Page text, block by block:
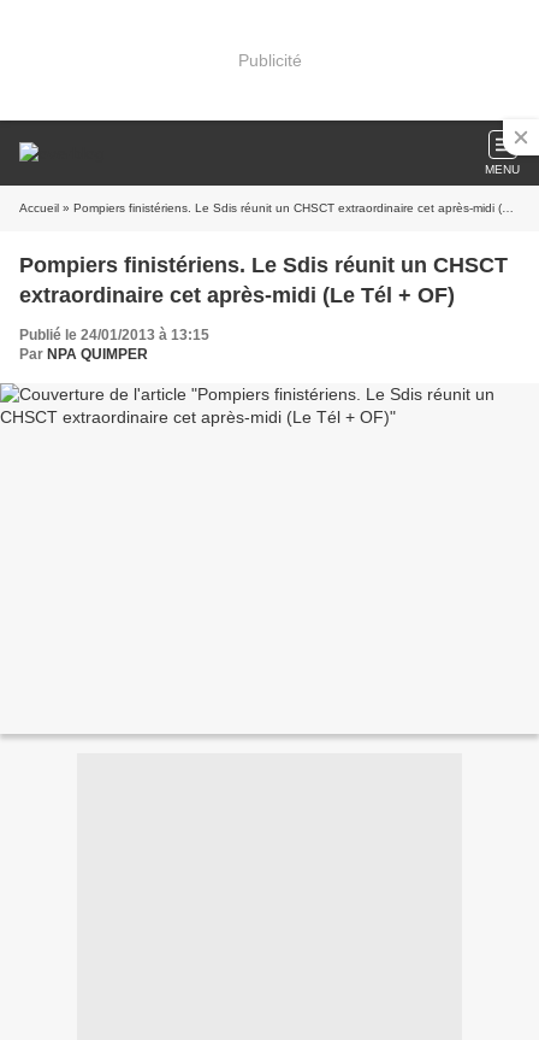
Publicité
MENU
Accueil » Pompiers finistériens. Le Sdis réunit un CHSCT extraordinaire cet après-midi (Le Tél + OF)
Pompiers finistériens. Le Sdis réunit un CHSCT
extraordinaire cet après-midi (Le Tél + OF)
Publié le 24/01/2013 à 13:15
Par NPA QUIMPER